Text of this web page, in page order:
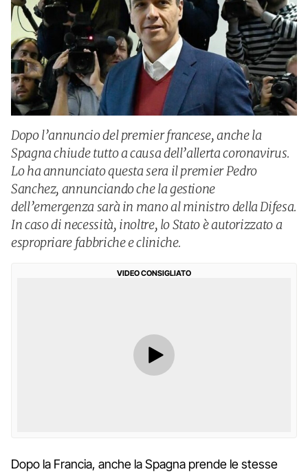
Dopo l’annuncio del premier francese, anche la
Spagna chiude tutto a causa dell’allerta coronavirus.
Lo ha annunciato questa sera il premier Pedro
Sanchez, annunciando che la gestione
dell’emergenza sarà in mano al ministro della Difesa.
In caso di necessità, inoltre, lo Stato è autorizzato a
espropriare fabbriche e cliniche.
VIDEO CONSIGLIATO
Dopo la Francia, anche la Spagna prende le stesse